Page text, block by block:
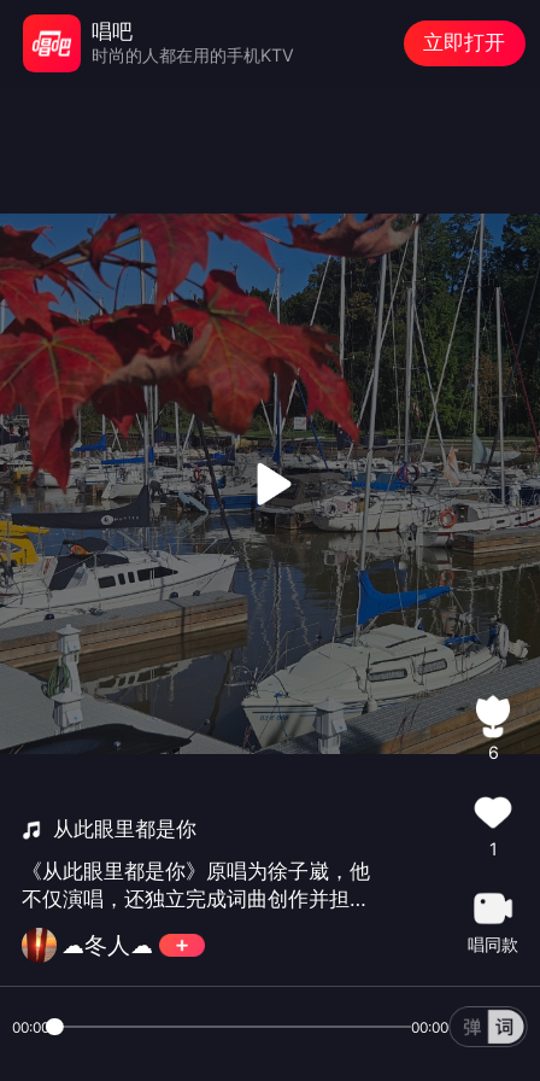
从此眼里都是你
《从此眼里都是你》原唱为徐子崴‌，他
不仅演唱，还独立完成词曲创作并担任
制作人。歌曲于‌2024年8月19日‌发行，
收录于同名专辑，以“托物言志”为创作风
格，通过“云追着风”“雪是风的情书”等自
律简约而情感深刻。
☁冬人☁
6
1
唱同款
00:00 00:00
唱吧
时尚的人都在用的手机KTV
立即打开